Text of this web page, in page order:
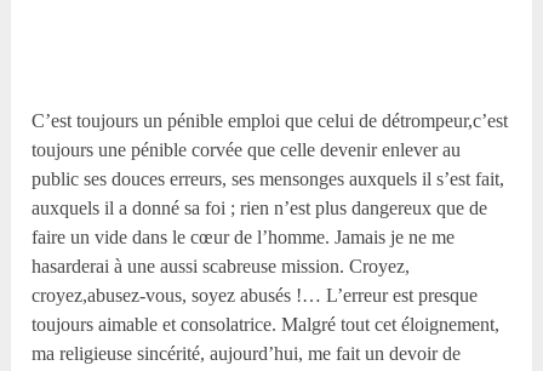
C’est toujours un pénible emploi que celui de détrompeur,c’est
toujours une pénible corvée que celle devenir enlever au
public ses douces erreurs, ses mensonges auxquels il s’est fait,
auxquels il a donné sa foi ; rien n’est plus dangereux que de
faire un vide dans le cœur de l’homme. Jamais je ne me
hasarderai à une aussi scabreuse mission. Croyez,
croyez,abusez-vous, soyez abusés !… L’erreur est presque
toujours aimable et consolatrice. Malgré tout cet éloignement,
ma religieuse sincérité, aujourd’hui, me fait un devoir de